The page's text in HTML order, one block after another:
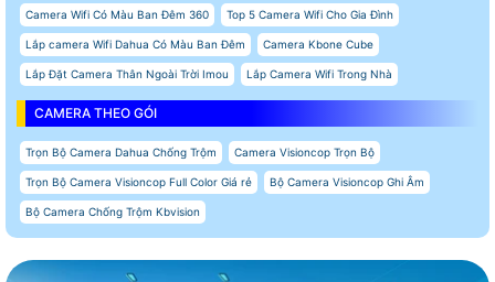
Camera Wifi Có Màu Ban Đêm 360 Top 5 Camera Wifi Cho Gia Đình
Lắp camera Wifi Dahua Có Màu Ban Đêm Camera Kbone Cube
Lắp Đặt Camera Thân Ngoài Trời Imou Lắp Camera Wifi Trong Nhà
CAMERA THEO GÓI
Trọn Bộ Camera Dahua Chống Trộm Camera Visioncop Trọn Bộ
Trọn Bộ Camera Visioncop Full Color Giá rẻ Bộ Camera Visioncop Ghi Âm
Bộ Camera Chống Trộm Kbvision